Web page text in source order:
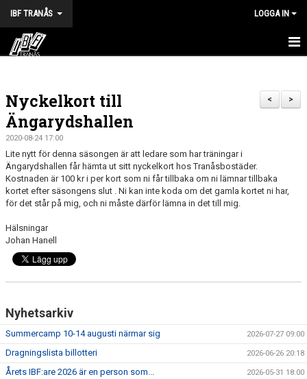
IBF TRANÅS LOGGA IN
FÖRENINGEN
VÅRA LAG
TRÄNINGSTIDER
KALENDER
HALVA POTTEN
>
<
Nyckelkort till
Ängarydshallen
2020-08-24 17:00
Lite nytt för denna säsongen är att ledare som har träningar i
Ängarydshallen får hämta ut sitt nyckelkort hos Tranåsbostäder.
Kostnaden är 100 kr i per kort som ni får tillbaka om ni lämnar tillbaka
kortet efter säsongens slut . Ni kan inte koda om det gamla kortet ni har,
för det står på mig, och ni måste därför lämna in det till mig.
Hälsningar
Johan Hanell
Nyhetsarkiv
Summercamp 10-14 augusti närmar sig 2026-07-27 09:00
Dragningslista billotteri 2026-06-26 20:18
Årets IBF:are 2026 är en person som... 2026-05-31 18:00